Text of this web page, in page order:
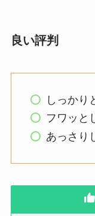
良い評判
しっかり
フワッと
あっさり